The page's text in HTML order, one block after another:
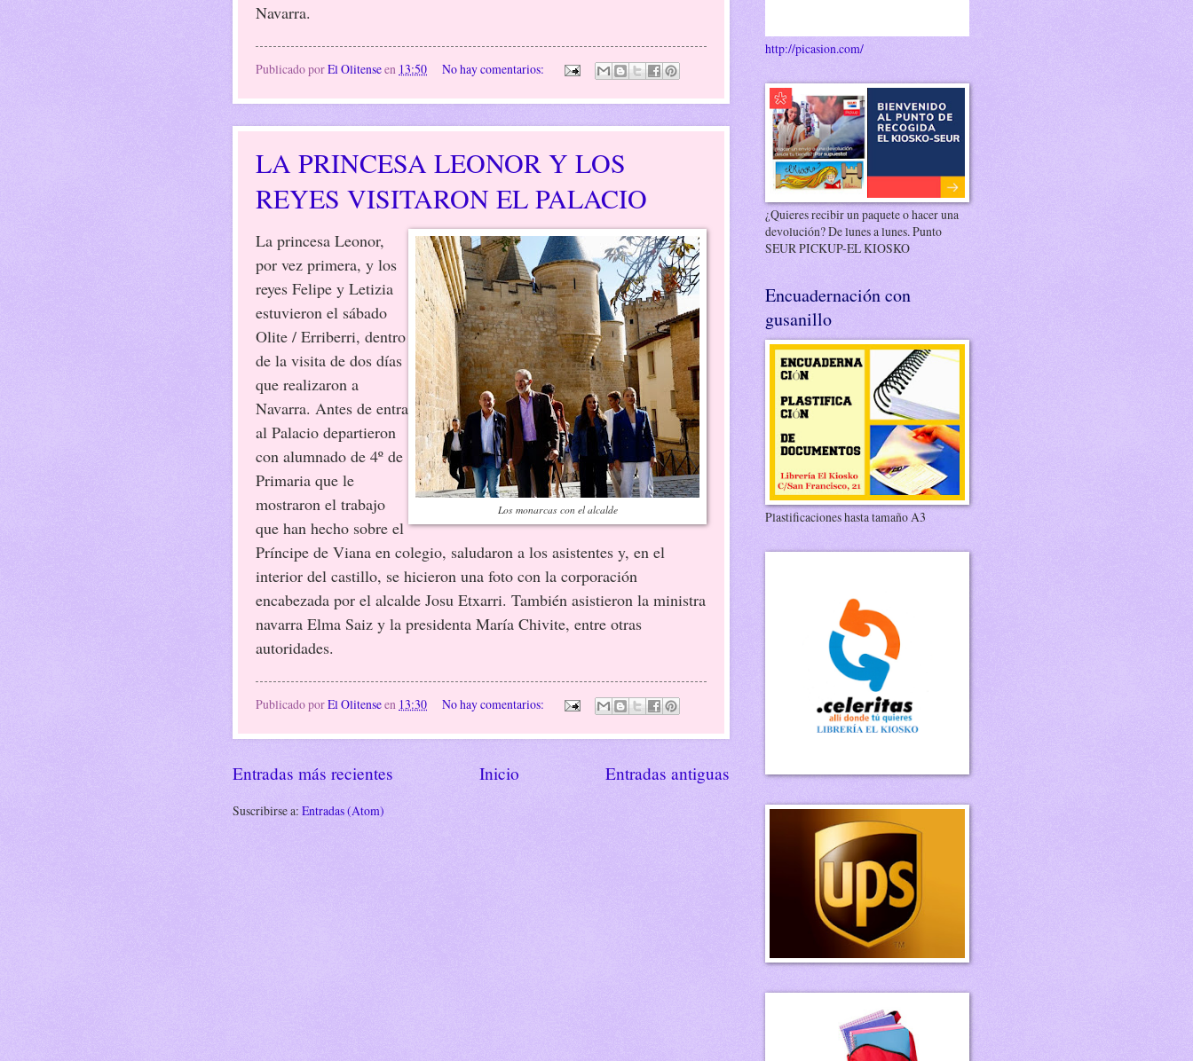
Navarra.
Publicado porEl Olitenseen 13:50 No hay comentarios:
LA PRINCESA LEONOR Y LOS
REYES VISITARON EL PALACIO
Los monarcas con el alcalde
La princesa Leonor,
por vez primera, y los
reyes Felipe y Letizia
estuvieron el sábado
Olite / Erriberri, dentro
de la visita de dos días
que realizaron a
Navarra. Antes de entra
al Palacio departieron
con alumnado de 4º de
Primaria que le
mostraron el trabajo
que han hecho sobre el
Príncipe de Viana en colegio, saludaron a los asistentes y, en el
interior del castillo, se hicieron una foto con la corporación
encabezada por el alcalde Josu Etxarri. También asistieron la ministra
navarra Elma Saiz y la presidenta María Chivite, entre otras
autoridades.
Publicado porEl Olitenseen 13:30 No hay comentarios:
Entradas más recientes Entradas antiguas
Inicio
Suscribirse a: Entradas (Atom)
http://picasion.com/
¿Quieres recibir un paquete o hacer una
devolución? De lunes a lunes. Punto
SEUR PICKUP-EL KIOSKO
Encuadernación con
gusanillo
Plastificaciones hasta tamaño A3